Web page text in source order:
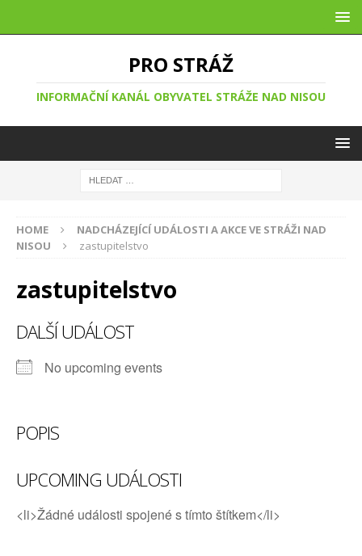
PRO STRÁŽ
INFORMAČNÍ KANÁL OBYVATEL STRÁŽE NAD NISOU
HOME
NADCHÁZEJÍCÍ UDÁLOSTI A AKCE VE STRÁŽI NAD
NISOU
zastupitelstvo
zastupitelstvo
DALŠÍ UDÁLOST
No upcoming events
POPIS
UPCOMING UDÁLOSTI
<li>Žádné události spojené s tímto štítkem</li>